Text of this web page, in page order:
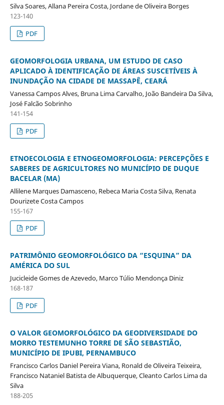
Silva Soares, Allana Pereira Costa, Jordane de Oliveira Borges
123-140
PDF
GEOMORFOLOGIA URBANA, UM ESTUDO DE CASO
APLICADO À IDENTIFICAÇÃO DE ÁREAS SUSCETÍVEIS À
INUNDAÇÃO NA CIDADE DE MASSAPÊ, CEARÁ
Vanessa Campos Alves, Bruna Lima Carvalho, João Bandeira Da Silva,
José Falcão Sobrinho
141-154
PDF
ETNOECOLOGIA E ETNOGEOMORFOLOGIA: PERCEPÇÕES E
SABERES DE AGRICULTORES NO MUNICÍPIO DE DUQUE
BACELAR (MA)
Allilene Marques Damasceno, Rebeca Maria Costa Silva, Renata
Dourizete Costa Campos
155-167
PDF
PATRIMÔNIO GEOMORFOLÓGICO DA “ESQUINA” DA
AMÉRICA DO SUL
Jucicleide Gomes de Azevedo, Marco Túlio Mendonça Diniz
168-187
PDF
O VALOR GEOMORFOLÓGICO DA GEODIVERSIDADE DO
MORRO TESTEMUNHO TORRE DE SÃO SEBASTIÃO,
MUNICÍPIO DE IPUBI, PERNAMBUCO
Francisco Carlos Daniel Pereira Viana, Ronald de Oliveira Teixeira,
Francisco Nataniel Batista de Albuquerque, Cleanto Carlos Lima da
Silva
188-205